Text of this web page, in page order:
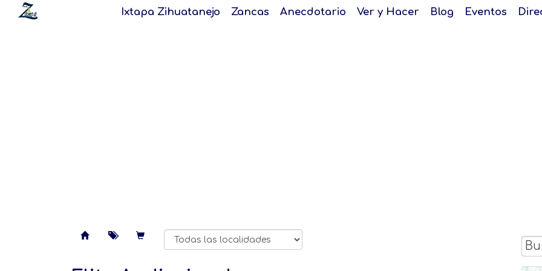
Ixtapa Zihuatanejo Zancas Anecdotario Ver y Hacer Blog Eventos